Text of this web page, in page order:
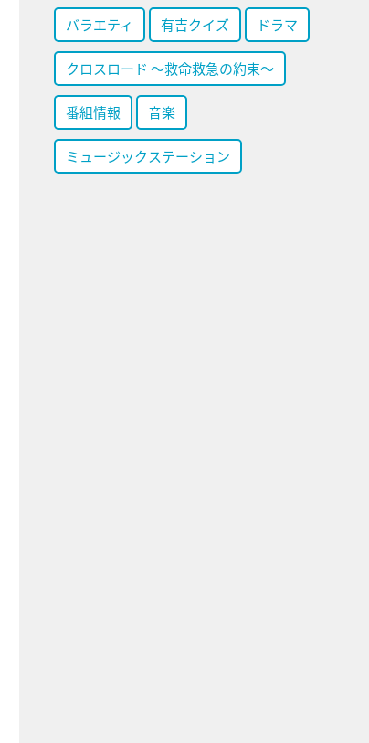
バラエティ 有吉クイズ ドラマ
クロスロード ～救命救急の約束～
番組情報 音楽
ミュージックステーション